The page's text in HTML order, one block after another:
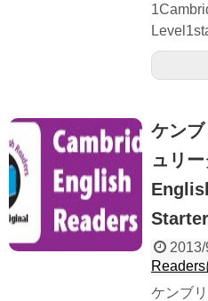
ケン
ュリ
2013/
ケンブ